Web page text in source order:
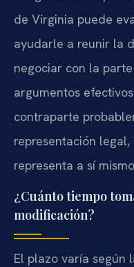
de Virginia puede
ayudarle a reunir la
negociar con la
argumentos
contraparte
representación
representa a sí
¿Cuánto tiempo
modificación?
El plazo varía según